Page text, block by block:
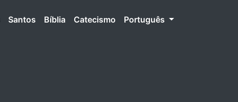
Santos Bíblia Catecismo Português